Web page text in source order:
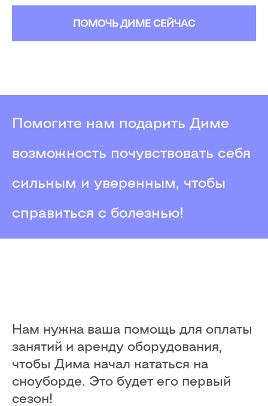
ПОМОЧЬ ДИМЕ СЕЙЧАС
Помогите нам подарить Диме
возможность почувствовать себя
сильным и уверенным, чтобы
справиться с болезнью!
Нам нужна ваша помощь для оплаты
занятий и аренду оборудования,
чтобы Дима начал кататься на
сноуборде. Это будет его первый
сезон!